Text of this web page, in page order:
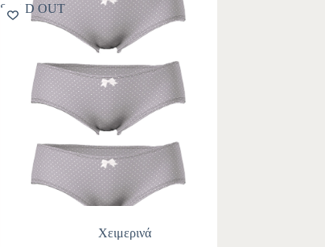
SOLD OUT
Χειμερινά